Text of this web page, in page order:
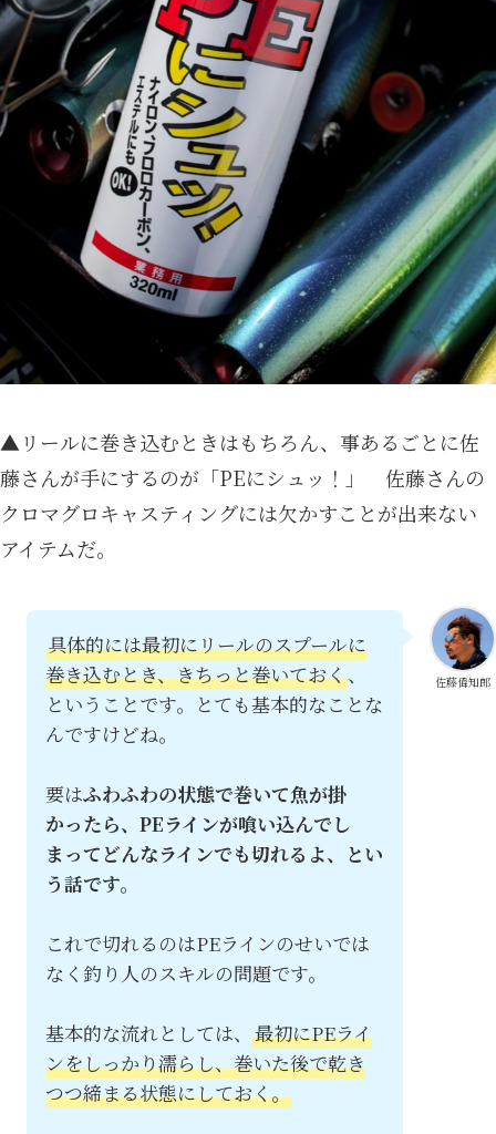
▲リールに巻き込むときはもちろん、事あるごとに佐
藤さんが手にするのが「PEにシュッ！」 佐藤さんの
クロマグロキャスティングには欠かすことが出来ない
アイテムだ。
佐藤偉知郎
具体的には最初にリールのスプールに
巻き込むとき、きちっと巻いておく、
ということです。とても基本的なことな
んですけどね。
要はふわふわの状態で巻いて魚が掛
かったら、PEラインが喰い込んでし
まってどんなラインでも切れるよ、とい
う話です。
これで切れるのはPEラインのせいでは
なく釣り人のスキルの問題です。
基本的な流れとしては、最初にPEライ
ンをしっかり濡らし、巻いた後で乾き
つつ締まる状態にしておく。